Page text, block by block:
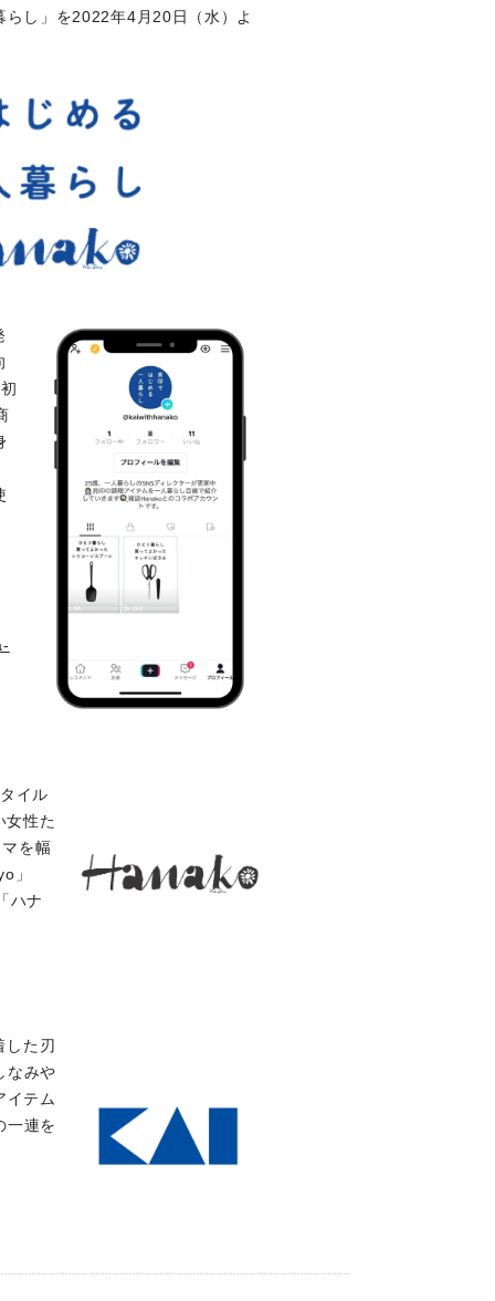
し」を2022年4月20日（水）よ
イル
女性た
を幅
」
ハナ
した刃
なみや
イテム
一連を